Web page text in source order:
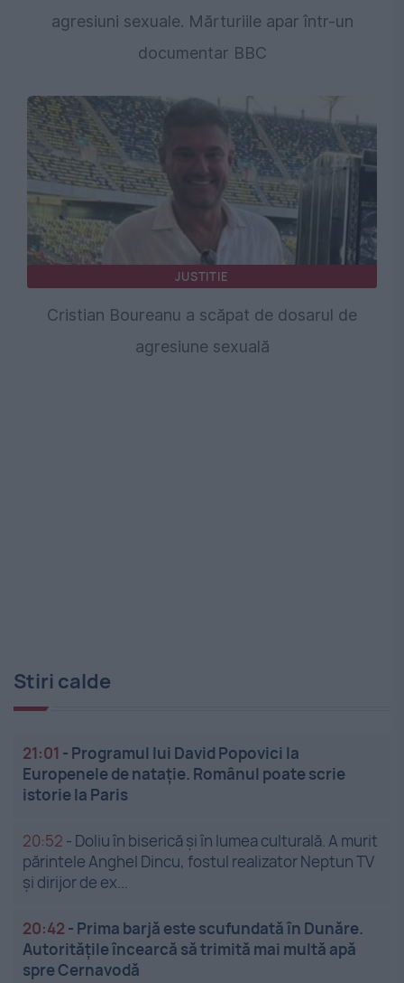
agresiuni sexuale. Mărturiile apar într-un
documentar BBC
JUSTITIE
Cristian Boureanu a scăpat de dosarul de
agresiune sexuală
Stiri calde
21:01 - Programul lui David Popovici la
Europenele de natație. Românul poate scrie
istorie la Paris
20:52 - Doliu în biserică și în lumea culturală. A murit
părintele Anghel Dincu, fostul realizator Neptun TV
și dirijor de ex...
20:42 - Prima barjă este scufundată în Dunăre.
Autoritățile încearcă să trimită mai multă apă
spre Cernavodă